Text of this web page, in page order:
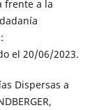
frente a la
el 20/06/2023.
Dispersas a